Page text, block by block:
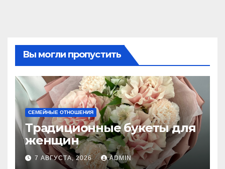
Вы могли пропустить
СЕМЕЙНЫЕ ОТНОШЕНИЯ
Традиционные букеты для
женщин
7 АВГУСТА, 2026 ADMIN